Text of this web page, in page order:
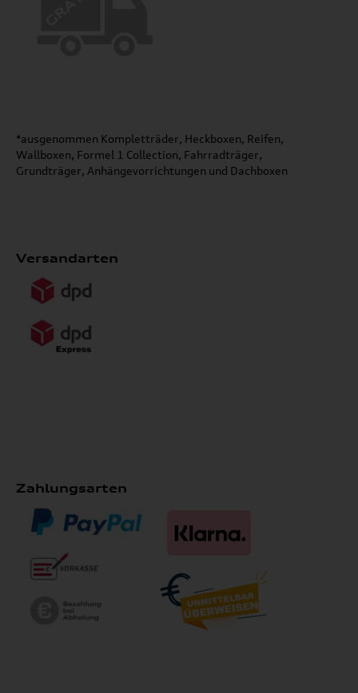
*ausgenommen Kompletträder, Heckboxen, Reifen,
Wallboxen, Formel 1 Collection, Fahrradträger,
Grundträger, Anhängevorrichtungen und Dachboxen
Versandarten
Zahlungsarten